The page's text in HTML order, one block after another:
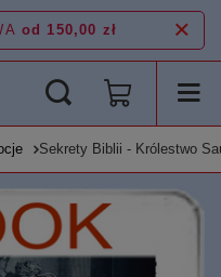
od 150,00 zł
Sekrety Biblii - Królestwo